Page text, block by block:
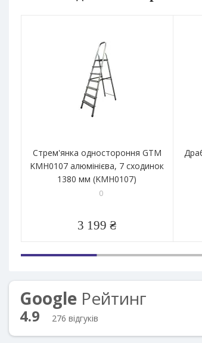
Стрем'янка одностороння GTM
KMH0107 алюмінієва, 7 сходинок
1380 мм (KMH0107)
0
3 199 ₴
Google Рейтинг
4.9 276 відгуків